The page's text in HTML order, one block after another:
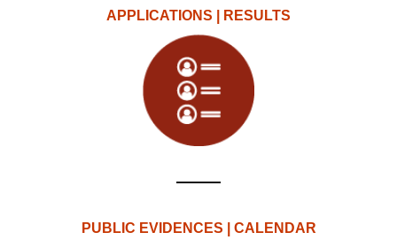
APPLICATIONS | RESULTS
PUBLIC EVIDENCES | CALENDAR